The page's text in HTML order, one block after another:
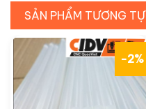
SẢN PHẨM TƯƠNG TỰ
-2%